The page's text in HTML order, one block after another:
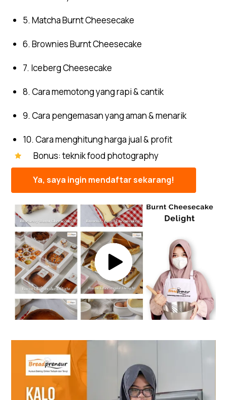
5. Matcha Burnt Cheesecake
6. Brownies Burnt Cheesecake
7. Iceberg Cheesecake
8. Cara memotong yang rapi & cantik
9. Cara pengemasan yang aman & menarik
10. Cara menghitung harga jual & profit
Bonus: teknik food photography
Ya, saya ingin mendaftar sekarang!